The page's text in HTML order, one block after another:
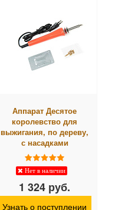
Аппарат Десятое
королевство для
выжигания, по дереву,
с насадками
Нет в наличии
1 324 руб.
Узнать о поступлении